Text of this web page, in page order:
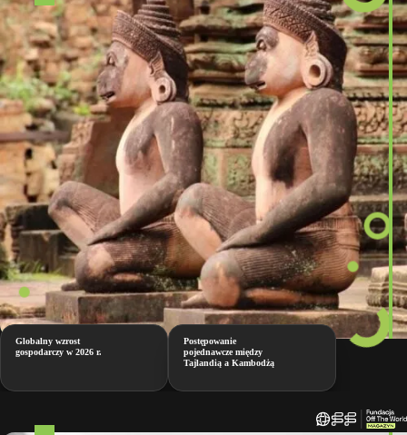
Globalny wzrost
gospodarczy w 2026 r.
Postępowanie
pojednawcze między
Tajlandią a Kambodżą